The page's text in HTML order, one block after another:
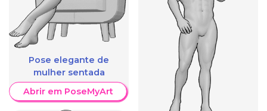
Pose elegante de
mulher sentada
Abrir em PoseMyArt